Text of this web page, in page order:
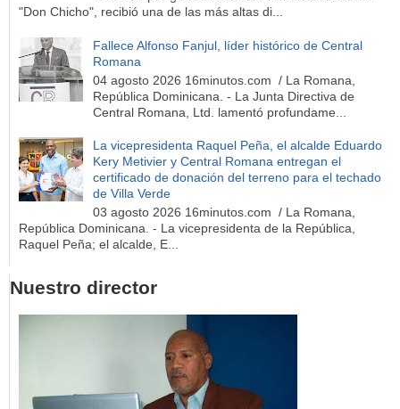
"Don Chicho", recibió una de las más altas di...
Fallece Alfonso Fanjul, líder histórico de Central
Romana
04 agosto 2026 16minutos.com / La Romana,
República Dominicana. - La Junta Directiva de
Central Romana, Ltd. lamentó profundame...
La vicepresidenta Raquel Peña, el alcalde Eduardo
Kery Metivier y Central Romana entregan el
certificado de donación del terreno para el techado
de Villa Verde
03 agosto 2026 16minutos.com / La Romana,
República Dominicana. - La vicepresidenta de la República,
Raquel Peña; el alcalde, E...
Nuestro director